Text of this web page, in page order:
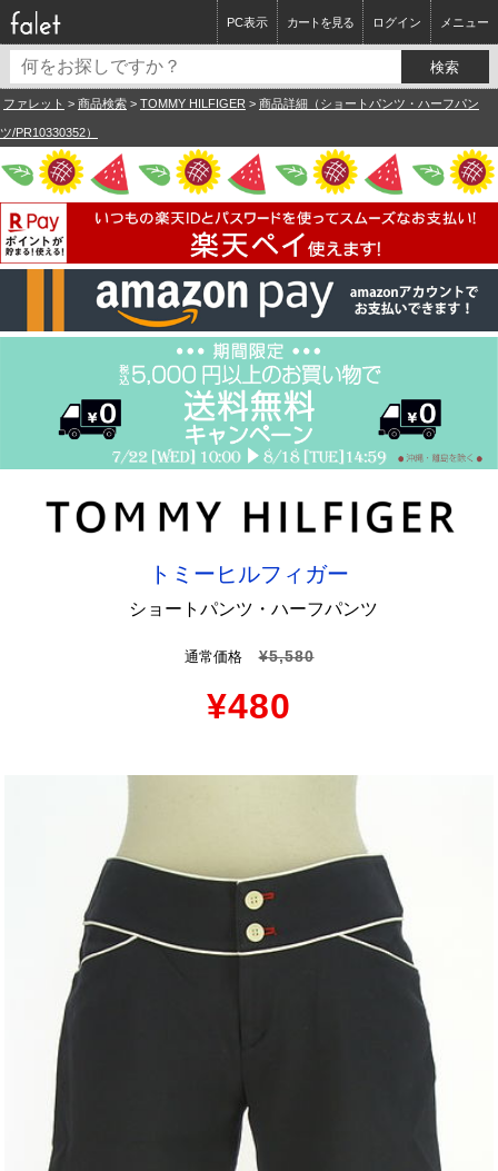
ログイン メニュー
カートを見る
PC表示
ファレット > 商品検索 > TOMMY HILFIGER > 商品詳細（ショートパンツ・ハーフパン
ツ/PR10330352）
トミーヒルフィガー
ショートパンツ・ハーフパンツ
通常価格 ¥5,580
¥480